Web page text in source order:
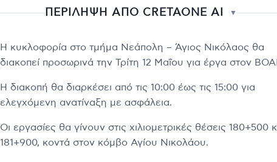
ΠΕΡΙΛΗΨΗ ΑΠΟ CRETAONE AI ▼
Η κυκλοφορία στο τμήμα Νεάπολη – Άγιος Νικόλαος θα
διακοπεί προσωρινά την Τρίτη 12 Μαΐου για έργα στον
Η διακοπή θα διαρκέσει από τις 10:00 έως τις 15:00 για
ελεγχόμενη ανατίναξη με ασφάλεια.
Οι εργασίες θα γίνουν στις χιλιομετρικές θέσεις 180+500
181+900, κοντά στον κόμβο Αγίου Νικολάου.